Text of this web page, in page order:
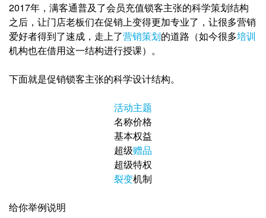
2017年，满客通普及了会员充值锁客主张的科学策划结构
之后，让门店老板们在促销上变得更加专业了，让很多营销
爱好者得到了速成，走上了营销策划的道路（如今很多培训
机构也在借用这一结构进行授课）。
下面就是促销锁客主张的科学设计结构。
活动主题
名称价格
基本权益
超级赠品
超级特权
裂变机制
给你举例说明